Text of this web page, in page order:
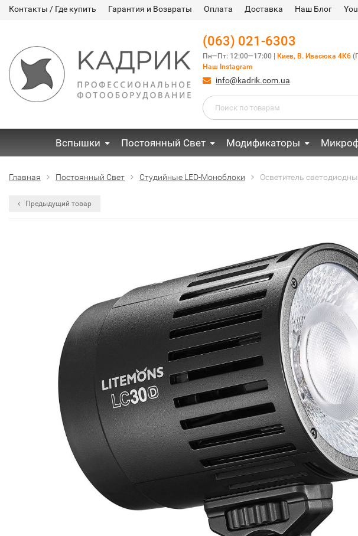
Контакты / Где купить Гарантия и Возвраты Оплата Доставка Наш Блог
(063) 021-6303
Пн—Пт: 12:00—17:00 | Киев, В. Ивасюка 4К6
Наш Instagram
info@kadrik.com.ua
Вспышки Постоянный Свет Модификаторы
Главная Постоянный Свет Студийные LED-Моноблоки Осветитель
Предыдущий товар